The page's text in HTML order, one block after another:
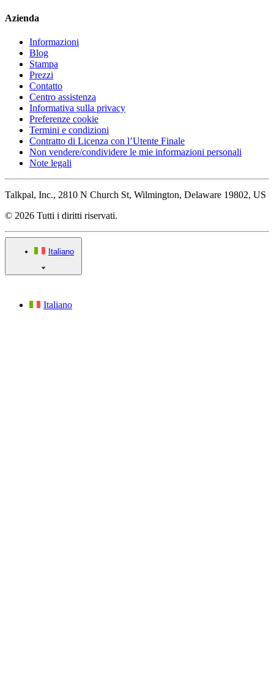
Azienda
Informazioni
Blog
Stampa
Prezzi
Contatto
Centro assistenza
Informativa sulla privacy
Preferenze cookie
Termini e condizioni
Contratto di Licenza con l’Utente Finale
Non vendere/condividere le mie informazioni personali
Note legali
Talkpal, Inc., 2810 N Church St, Wilmington, Delaware 19802, US
© 2026 Tutti i diritti riservati.
Italiano
Italiano